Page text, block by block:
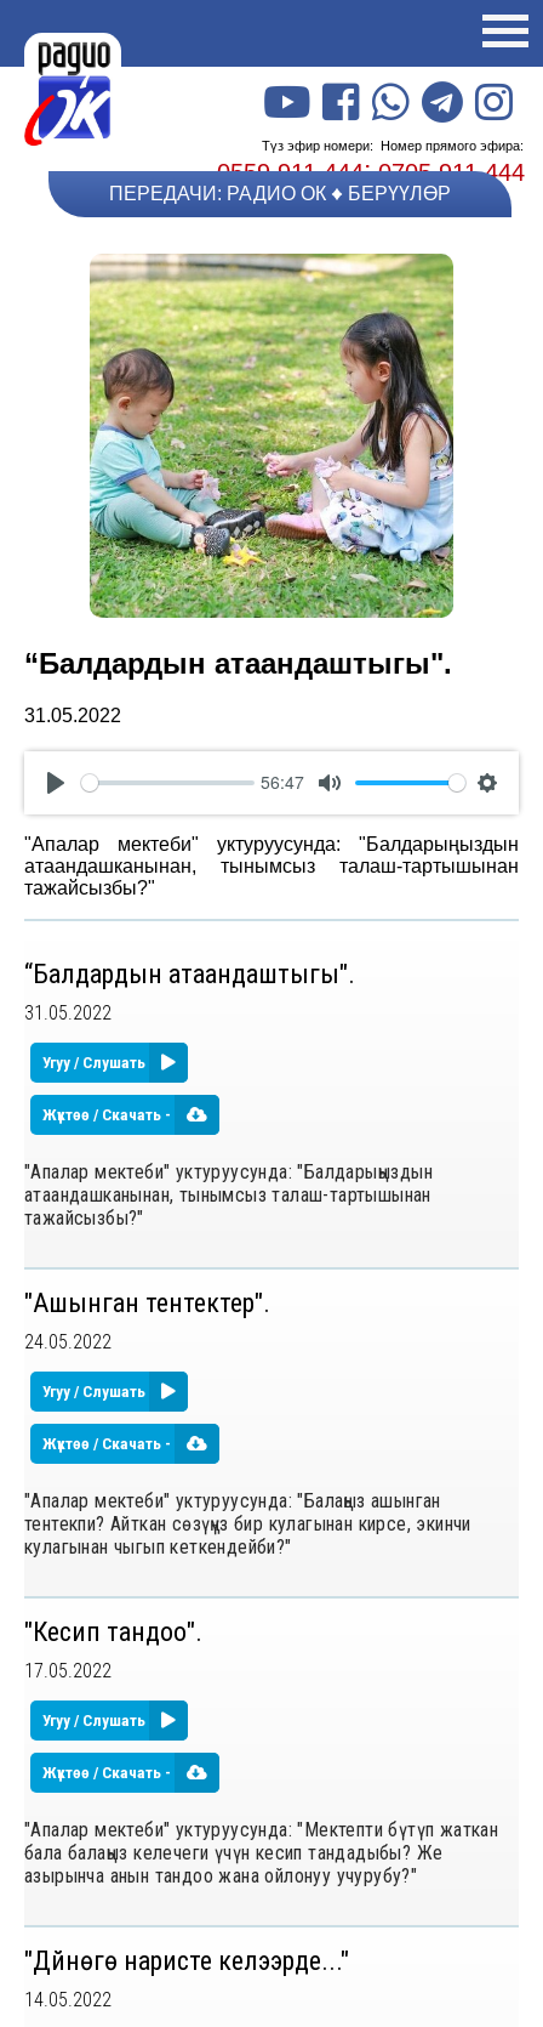
Түз эфир номери: Номер прямого эфира:
0559 911 444;0705 911 444
ПЕРЕДАЧИ: РАДИО ОК БЕРҮҮЛӨР
“Балдардын атаандаштыгы".
31.05.2022
Play
56:47
Mute
"Апалар мектеби" уктуруусунда: "Балдарыңыздын
атаандашканынан, тынымсыз талаш-тартышынан
тажайсызбы?"
“Балдардын атаандаштыгы".
31.05.2022
Угуу / Слушать
Жүктөө / Скачать -
"Апалар мектеби" уктуруусунда: "Балдарыңыздын
атаандашканынан, тынымсыз талаш-тартышынан
тажайсызбы?"
"Ашынган тентектер".
24.05.2022
Угуу / Слушать
Жүктөө / Скачать -
"Апалар мектеби" уктуруусунда: "Балаңыз ашынган
тентекпи? Айткан сөзүңүз бир кулагынан кирсе, экинчи
кулагынан чыгып кеткендейби?"
"Кесип тандоо".
17.05.2022
Угуу / Слушать
Жүктөө / Скачать -
"Апалар мектеби" уктуруусунда: "Мектепти бүтүп жаткан
бала балаңыз келечеги үчүн кесип тандадыбы? Же
азырынча анын тандоо жана ойлонуу учурубу?"
"Дүйнөгө наристе келээрде..."
14.05.2022